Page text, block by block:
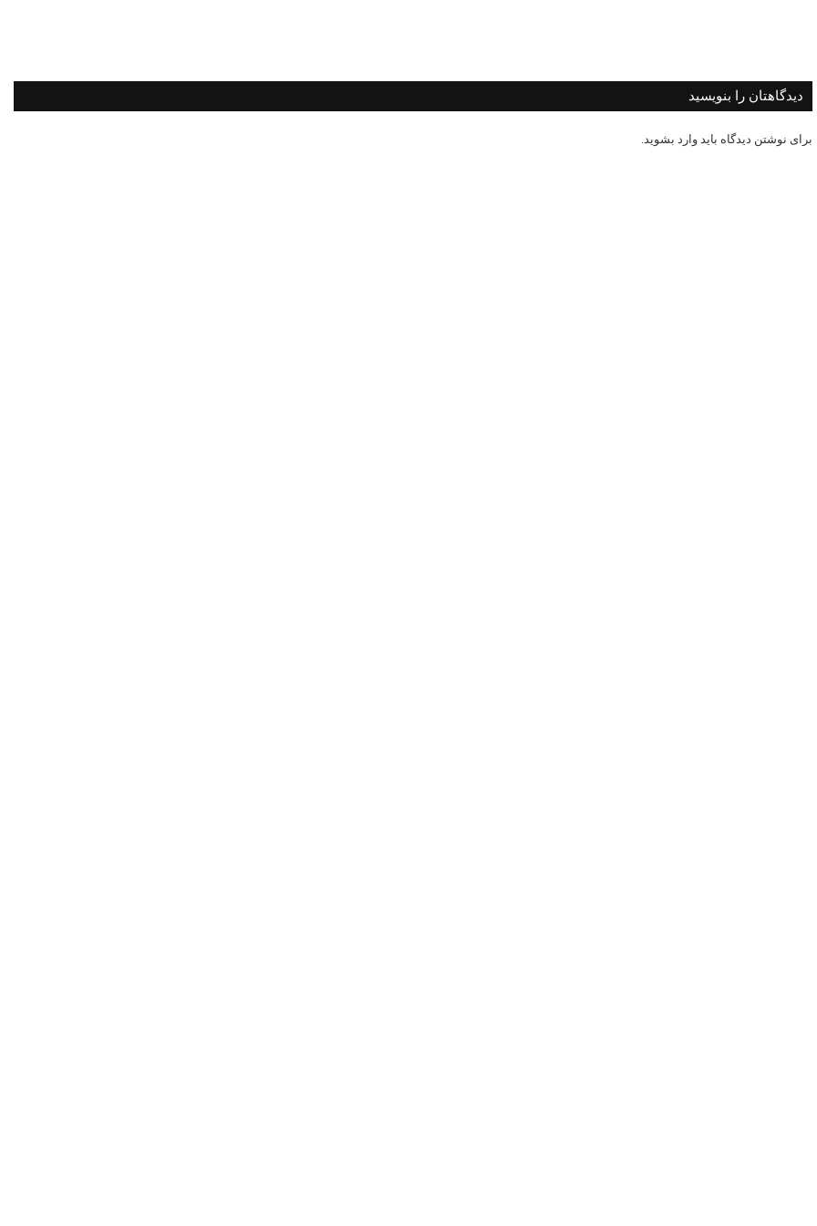
دیدگاهتان را بنویسید
برای نوشتن دیدگاه باید وارد بشوید.